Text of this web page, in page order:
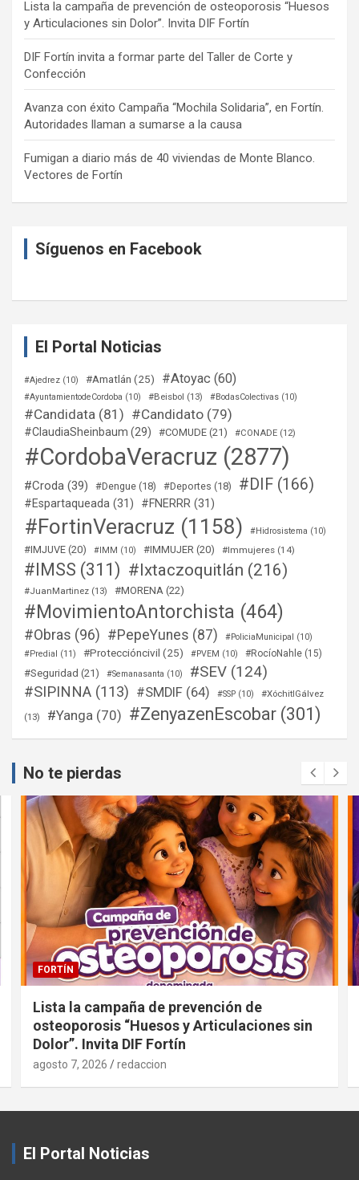
Lista la campaña de prevención de osteoporosis “Huesos
y Articulaciones sin Dolor”. Invita DIF Fortín
DIF Fortín invita a formar parte del Taller de Corte y
Confección
Avanza con éxito Campaña “Mochila Solidaria”, en Fortín.
Autoridades llaman a sumarse a la causa
Fumigan a diario más de 40 viviendas de Monte Blanco.
Vectores de Fortín
Síguenos en Facebook
El Portal Noticias
#Ajedrez (10) #Amatlán (25) #Atoyac (60)
#AyuntamientodeCordoba (10) #Beisbol (13) #BodasColectivas (10)
#Candidata (81) #Candidato (79)
#ClaudiaSheinbaum (29) #COMUDE (21) #CONADE (12)
#CordobaVeracruz (2877)
#Croda (39) #Dengue (18) #Deportes (18) #DIF (166)
#Espartaqueada (31) #FNERRR (31)
#FortinVeracruz (1158) #Hidrosistema (10)
#IMJUVE (20) #IMM (10) #IMMUJER (20) #Immujeres (14)
#IMSS (311) #Ixtaczoquitlán (216)
#JuanMartinez (13) #MORENA (22)
#MovimientoAntorchista (464)
#Obras (96) #PepeYunes (87) #PoliciaMunicipal (10)
#Predial (11) #Proteccióncivil (25) #PVEM (10) #RocíoNahle (15)
#Seguridad (21) #Semanasanta (10) #SEV (124)
#SIPINNA (113) #SMDIF (64) #SSP (10) #XóchitlGálvez
(13) #Yanga (70) #ZenyazenEscobar (301)
No te pierdas
FORTÍN
Lista la campaña de prevención de
osteoporosis “Huesos y Articulaciones sin
Dolor”. Invita DIF Fortín
agosto 7, 2026 redaccion
El Portal Noticias